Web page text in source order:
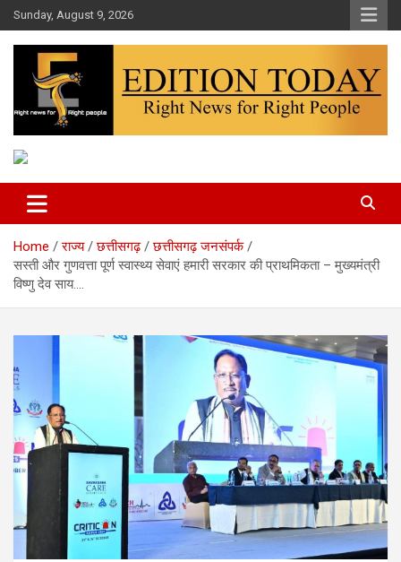
Skip
to
content
Sunday, August 9, 2026
Edition Today
Home राज्य छत्तीसगढ़
छत्तीसगढ़ जनसंपर्क
सस्ती और गुणवत्ता पूर्ण स्वास्थ्य सेवाएं हमारी सरकार की प्राथमिकता – मुख्यमंत्री
विष्णु देव साय….